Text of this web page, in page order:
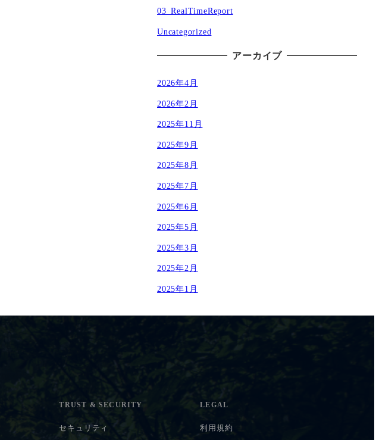
03_RealTimeReport
Uncategorized
アーカイブ
2026年4月
2026年2月
2025年11月
2025年9月
2025年8月
2025年7月
2025年6月
2025年5月
2025年3月
2025年2月
2025年1月
TRUST & SECURITY
セキュリティ
LEGAL
利用規約